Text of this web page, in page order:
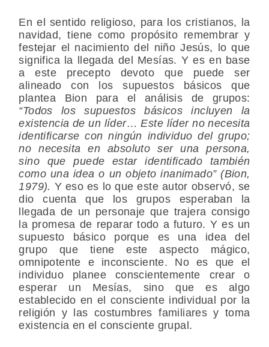
En el sentido religioso, para los cristianos, la
navidad, tiene como propósito remembrar y
festejar el nacimiento del niño Jesús, lo que
significa la llegada del Mesías. Y es en base
a este precepto devoto que puede ser
alineado con los supuestos básicos que
plantea Bion para el análisis de grupos:
“Todos los supuestos básicos incluyen la
existencia de un líder… Este líder no necesita
identificarse con ningún individuo del grupo;
no necesita en absoluto ser una persona,
sino que puede estar identificado también
como una idea o un objeto inanimado” (Bion,
1979). Y eso es lo que este autor observó, se
dio cuenta que los grupos esperaban la
llegada de un personaje que trajera consigo
la promesa de reparar todo a futuro. Y es un
supuesto básico porque es una idea del
grupo que tiene este aspecto mágico,
omnipotente e inconsciente. No es que el
individuo planee conscientemente crear o
esperar un Mesías, sino que es algo
establecido en el consciente individual por la
religión y las costumbres familiares y toma
existencia en el consciente grupal.